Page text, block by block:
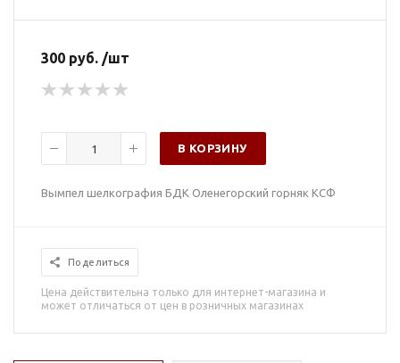
300 руб. /шт
В КОРЗИНУ
Вымпел шелкография БДК Оленегорский горняк КСФ
Поделиться
Цена действительна только для интернет-магазина и
может отличаться от цен в розничных магазинах